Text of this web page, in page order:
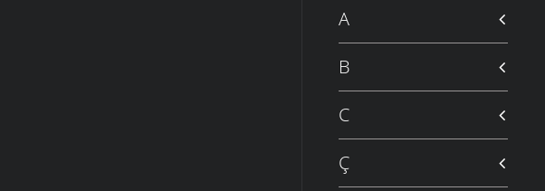
A
B
C
Ç